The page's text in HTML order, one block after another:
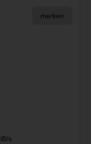
merken
s